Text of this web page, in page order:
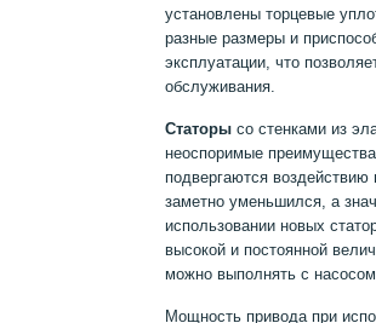
установлены торцевые
разные размеры и
эксплуатации, что
обслуживания.
Статоры со стенками из
неоспоримые
подвергаются воздействию
заметно уменьшился, а
использовании новых
высокой и постоянной
можно выполнять с
Мощность привода при